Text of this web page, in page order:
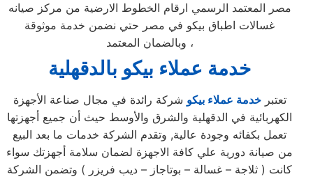
مصر المعتمد الرسمي ارقام الخطوط الارضية من مركز صيانه
غسالات اطباق بيكو في مصر حتي نضمن خدمة موثوقة
وبالضمان المعتمد ،
خدمة عملاء بيكو بالدقهلية
تعتبرخدمة عملاء بيكو شركة رائدة في مجال صناعة الأجهزة
الكهربائية في الدقهلية والشرق والأوسط حيث أن جميع أجهزتها
تعمل بكفائه وجودة عالية, وتقدم الشركة خدمات ما بعد البيع
من صيانة دورية علي كافة الاجهزة لضمان سلامة أجهزتك سواء
كانت ( ثلاجة – غسالة – بوتاجاز – ديب فريزر ) وتضمن الشركة